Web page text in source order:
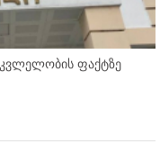
ფაქტზე